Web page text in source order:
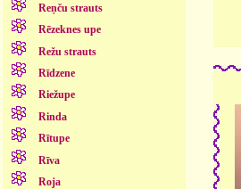
Reņču strauts
Rēzeknes upe
Režu strauts
Rīdzene
Riežupe
Rinda
Rītupe
Rīva
Roja